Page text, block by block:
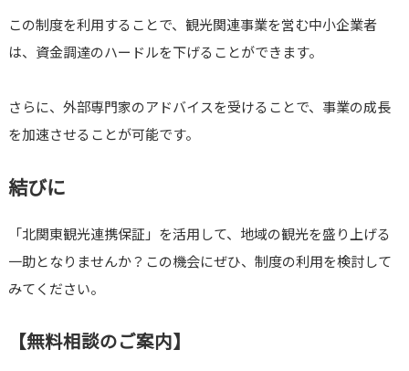
この制度を利用することで、観光関連事業を営む中小企業者
は、資金調達のハードルを下げることができます。
さらに、外部専門家のアドバイスを受けることで、事業の成長
を加速させることが可能です。
結びに
「北関東観光連携保証」を活用して、地域の観光を盛り上げる
一助となりませんか？この機会にぜひ、制度の利用を検討して
みてください。
【無料相談のご案内】